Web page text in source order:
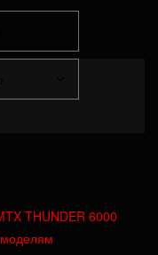
THUNDER 6000